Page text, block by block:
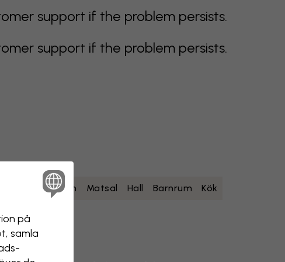
support if the problem persists.
support if the problem persists.
Sovrum Matsal Hall Barnrum Kök
på
samla